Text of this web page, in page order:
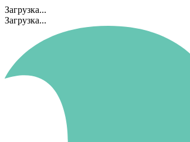
Загрузка...
Загрузка...